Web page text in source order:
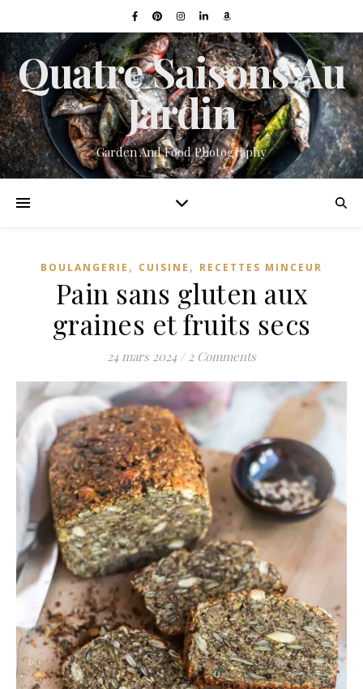
Quatre Saisons Au
Jardin
Garden And Food Photography
BOULANGERIE , CUISINE , RECETTES MINCEUR
Pain sans gluten aux
graines et fruits secs
24 mars 2024 / 2 Comments